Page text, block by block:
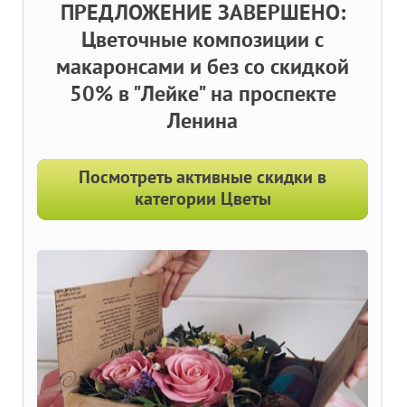
ПРЕДЛОЖЕНИЕ ЗАВЕРШЕНО:
Цветочные композиции с
макаронсами и без со скидкой
50% в "Лейке" на проспекте
Ленина
Посмотреть активные скидки в
категории Цветы